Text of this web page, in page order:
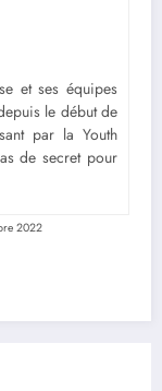
et ses équipes
le début de
par la Youth
de secret pour
2022